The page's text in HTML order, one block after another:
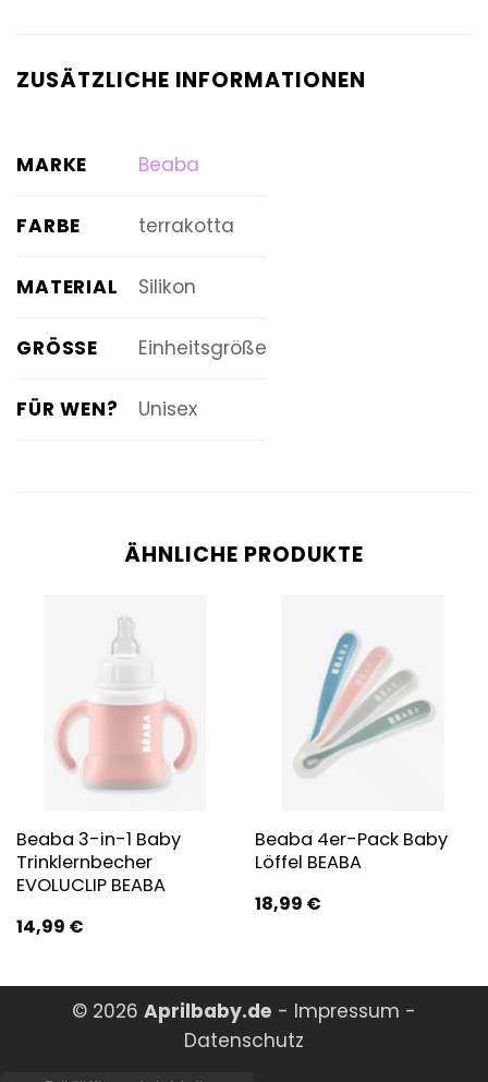
ZUSÄTZLICHE INFORMATIONEN
MARKE Beaba
FARBE terrakotta
MATERIAL Silikon
GRÖSSE Einheitsgröße
FÜR WEN? Unisex
ÄHNLICHE PRODUKTE
Beaba 3-in-1 Baby
Trinklernbecher
EVOLUCLIP BEABA
14,99 €
Beaba 4er-Pack Baby
Löffel BEABA
18,99 €
© 2026 Aprilbaby.de - Impressum -
Datenschutz